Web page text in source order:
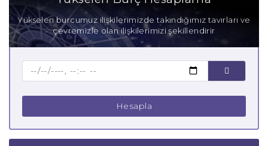
Anne Başak Burcu
Baba Başak Burcu
Yükselen burcumuz ilişkilerimizde takındığımız tavırları ve
çevremizle olan ilişkilerimizi şekillendirir
Hesapla